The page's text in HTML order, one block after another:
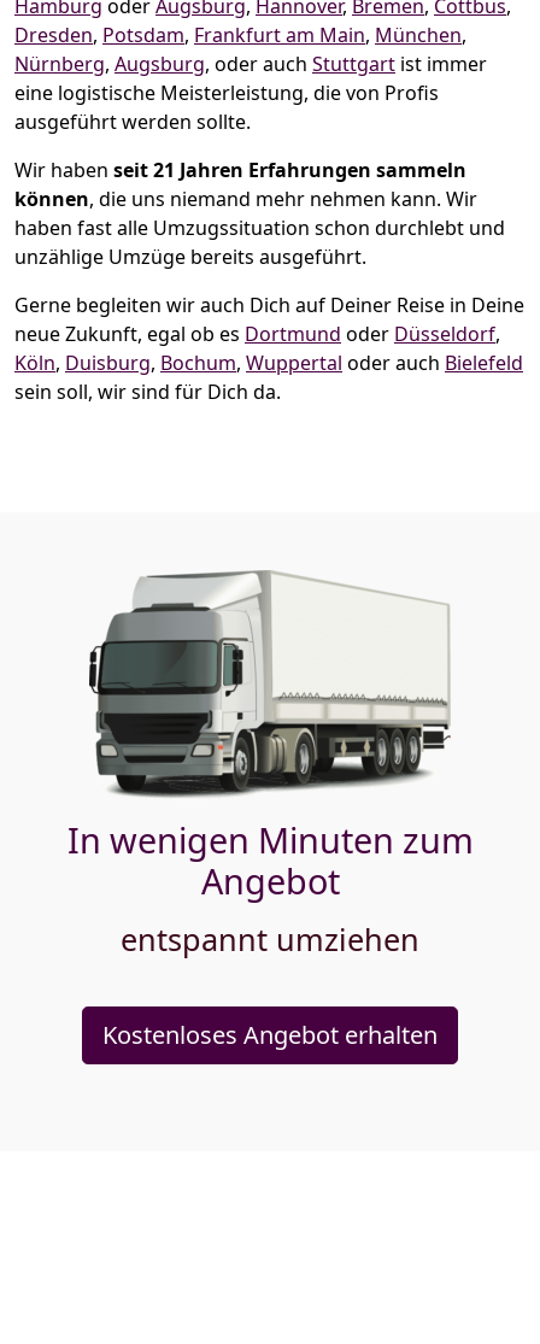
Hamburg oderAugsburg, Hannover, Bremen, Cottbus,
Dresden, Potsdam, Frankfurt am Main, München,
Nürnberg, Augsburg, oder auch Stuttgart ist immer
eine logistische Meisterleistung, die von Profis
ausgeführt werden sollte.
Wir haben seit21 Jahren Erfahrungen sammeln
können, die uns niemand mehr nehmen kann. Wir
haben fast alle Umzugssituation schon durchlebt und
unzählige Umzüge bereits ausgeführt.
Gerne begleiten wir auch Dich auf Deiner Reise in Deine
neue Zukunft, egal ob es Dortmund oder Düsseldorf,
Köln, Duisburg, Bochum, Wuppertal oder auch Bielefeld
sein soll, wir sind für Dich da.
In wenigen Minuten zum
Angebot
entspannt umziehen
Kostenloses Angebot erhalten